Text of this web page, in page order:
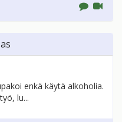
enkä käytä alkoholia.
lu...